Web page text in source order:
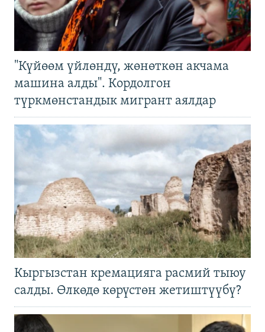
"Күйөөм үйлөндү, жөнөткөн акчама
машина алды". Кордолгон
түркмөнстандык мигрант аялдар
Кыргызстан кремацияга расмий тыюу
салды. Өлкөдө көрүстөн жетиштүүбү?